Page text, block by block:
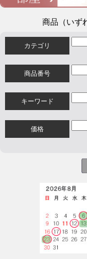
商品（いず
カテゴリ
商品番号
キーワード
価格